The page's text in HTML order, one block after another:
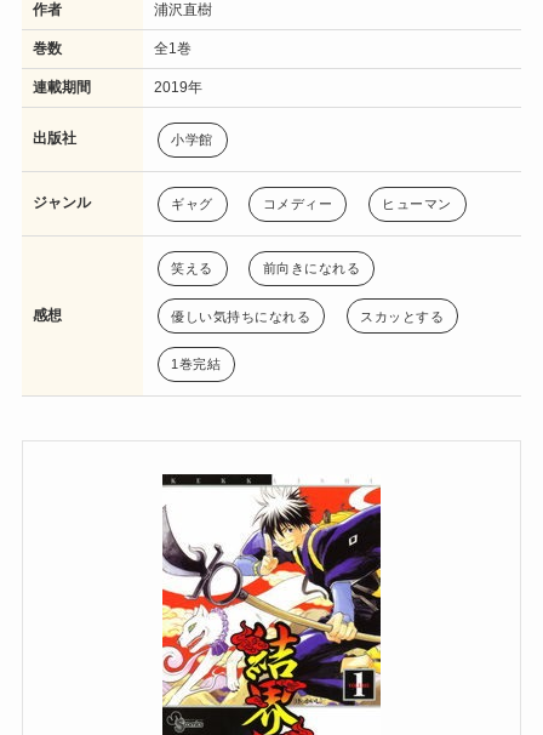
作者 浦沢直樹
巻数 全1巻
連載期間 2019年
出版社 小学館
ジャンル ギャグ コメディー ヒューマン
感想
笑える 前向きになれる
優しい気持ちになれる スカッとする
1巻完結